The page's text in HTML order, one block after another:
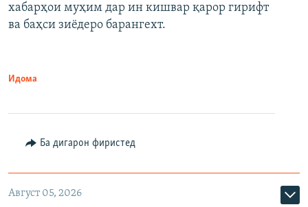
720p 1080p
хабарҳои муҳим дар ин кишвар қарор гирифт
ва баҳси зиёдеро барангехт.
Идома
Ба дигарон фиристед
Август 05, 2026